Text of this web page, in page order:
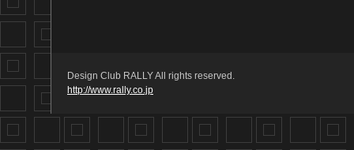
Design Club RALLY All rights reserved.
http://www.rally.co.jp